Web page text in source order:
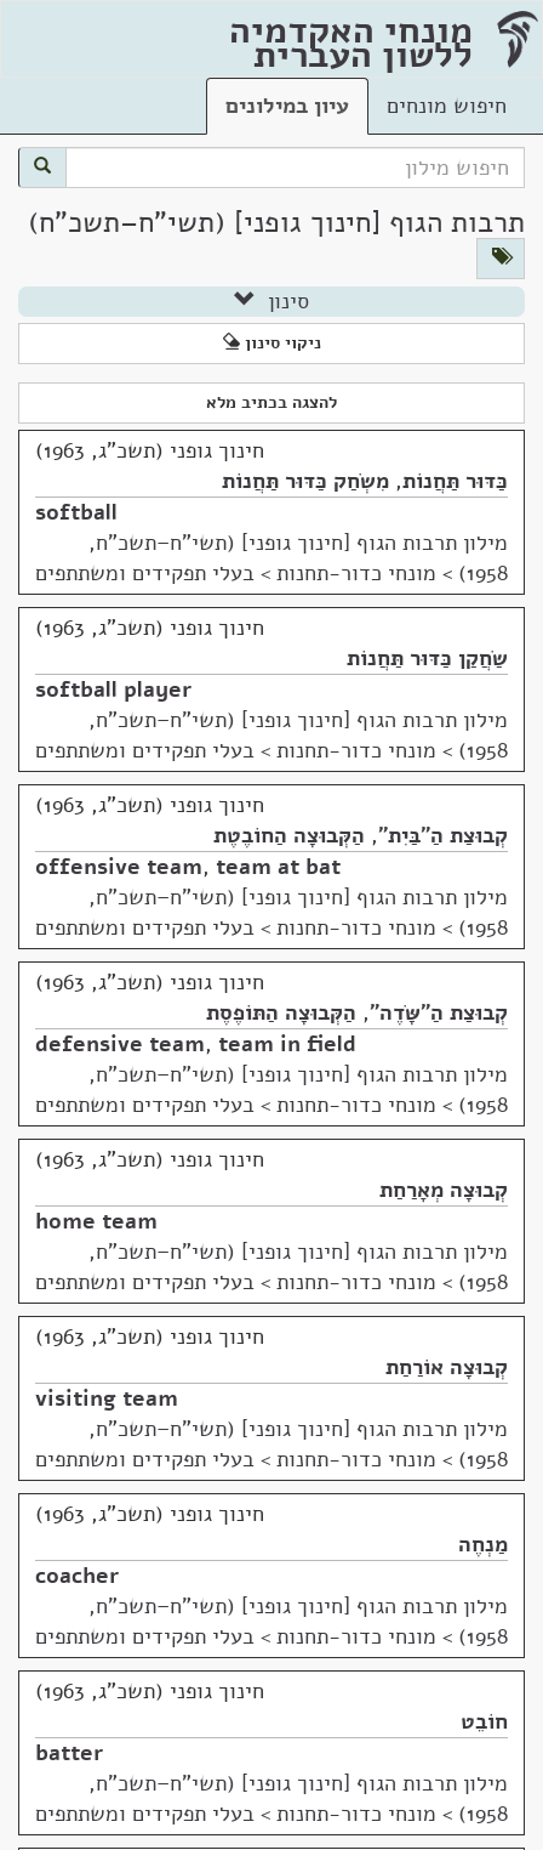
מונחי האקדמיה
ללשון העברית
חיפוש מונחים עיון במילונים
תרבות הגוף [חינוך גופני] (תשי"ח–תשכ"ח)
סינון
ניקוי סינון
להצגה בכתיב מלא
חינוך גופני (תשכ"ג, 1963)
כַּדּוּר תַּחֲנוֹת, מִשְׂחַק כַּדּוּר תַּחֲנוֹת
softball
מילון תרבות הגוף [חינוך גופני] (תשי"ח–תשכ"ח,
1958)
> מונחי כדור-תחנות > בעלי תפקידים ומשתתפים
חינוך גופני (תשכ"ג, 1963)
שַׂחֲקַן כַּדּוּר תַּחֲנוֹת
softball player
מילון תרבות הגוף [חינוך גופני] (תשי"ח–תשכ"ח,
1958)
> מונחי כדור-תחנות > בעלי תפקידים ומשתתפים
חינוך גופני (תשכ"ג, 1963)
קְבוּצַת הַ"בַּיִת", הַקְּבוּצָה הַחוֹבֶטֶת
offensive team, team at bat
מילון תרבות הגוף [חינוך גופני] (תשי"ח–תשכ"ח,
1958)
> מונחי כדור-תחנות > בעלי תפקידים ומשתתפים
חינוך גופני (תשכ"ג, 1963)
קְבוּצַת הַ"שָּׂדֶה", הַקְּבוּצָה הַתּוֹפֶסֶת
defensive team, team in field
מילון תרבות הגוף [חינוך גופני] (תשי"ח–תשכ"ח,
1958)
> מונחי כדור-תחנות > בעלי תפקידים ומשתתפים
חינוך גופני (תשכ"ג, 1963)
קְבוּצָה מְאָרַחַת
home team
מילון תרבות הגוף [חינוך גופני] (תשי"ח–תשכ"ח,
1958)
> מונחי כדור-תחנות > בעלי תפקידים ומשתתפים
חינוך גופני (תשכ"ג, 1963)
קְבוּצָה אוֹרַחַת
visiting team
מילון תרבות הגוף [חינוך גופני] (תשי"ח–תשכ"ח,
1958)
> מונחי כדור-תחנות > בעלי תפקידים ומשתתפים
חינוך גופני (תשכ"ג, 1963)
מַנְחֶה
coacher
מילון תרבות הגוף [חינוך גופני] (תשי"ח–תשכ"ח,
1958)
> מונחי כדור-תחנות > בעלי תפקידים ומשתתפים
חינוך גופני (תשכ"ג, 1963)
חוֹבֵט
batter
מילון תרבות הגוף [חינוך גופני] (תשי"ח–תשכ"ח,
1958)
> מונחי כדור-תחנות > בעלי תפקידים ומשתתפים